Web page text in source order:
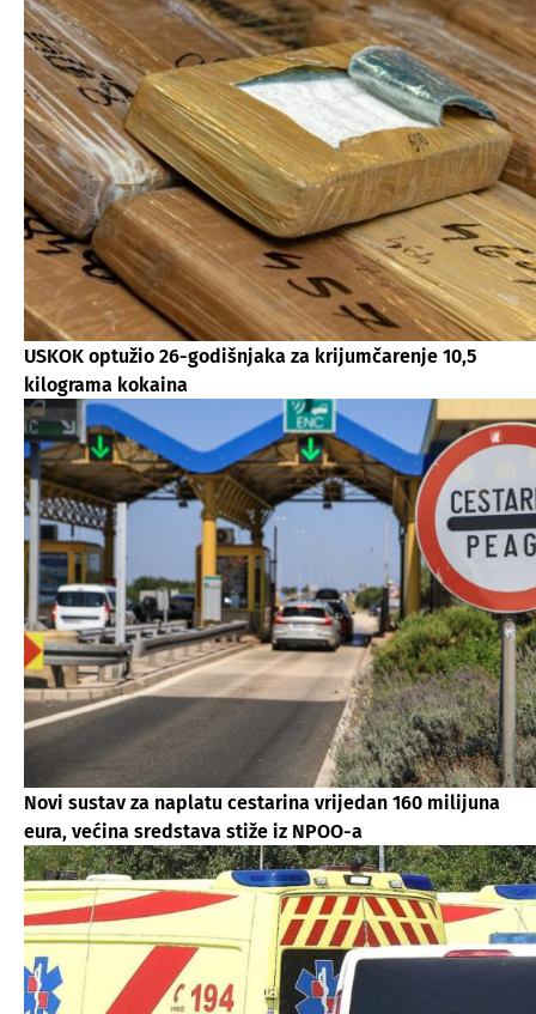
USKOK optužio 26-godišnjaka za krijumčarenje 10,5
kilograma kokaina
Novi sustav za naplatu cestarina vrijedan 160 milijuna
eura, većina sredstava stiže iz NPOO-a